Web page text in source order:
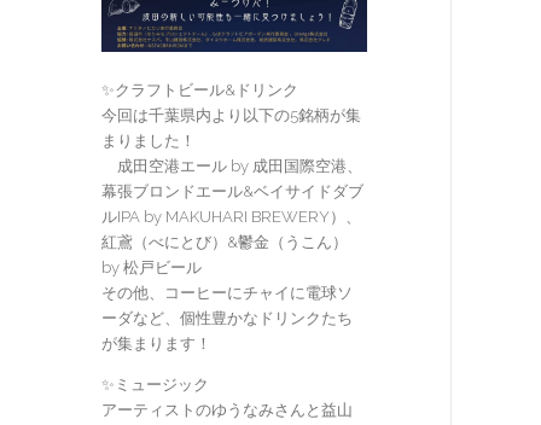
✨クラフトビール&ドリンク
今回は千葉県内より以下の5銘柄が集
まりました！
成田空港エール by 成田国際空港、
幕張ブロンドエール&ベイサイドダブ
ルIPA by MAKUHARI BREWERY）、
紅鳶（べにとび）&鬱金（うこん）
by 松戸ビール
その他、コーヒーにチャイに電球ソ
ーダなど、個性豊かなドリンクたち
が集まります！
✨ミュージック
アーティストのゆうなみさんと益山